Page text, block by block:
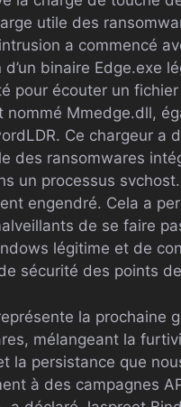
utile des
a commencé
d’un binaire Edge.exe
pour écouter un fichier
nommé Mmedge.dll,
Ce chargeur a
des ransomwares
un processus
engendré. Cela a
de se faire
légitime et de
sécurité des points
la prochaine
mélangeant la
la persistance que
à des campagnes